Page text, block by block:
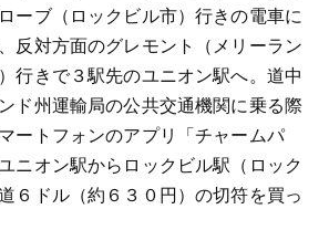
ーブ（ロックビル市）行きの電車に
反対方面のグレモント（メリーラン
行きで３駅先のユニオン駅へ。道中
ド州運輸局の公共交通機関に乗る際
ートフォンのアプリ「チャームパ
ニオン駅からロックビル駅（ロック
６ドル（約６３０円）の切符を買っ